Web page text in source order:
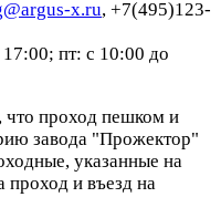
x.ru, +7(495)123-
пт: с 10:00 до
проход пешком и
завода "Прожектор"
указанные на
проход и въезд на